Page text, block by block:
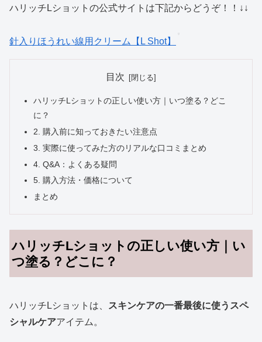
ハリッチLショットの公式サイトは下記からどうぞ！！↓↓
針入りほうれい線用クリーム【L Shot】
目次
ハリッチLショットの正しい使い方｜いつ塗る？どこ
に？
2. 購入前に知っておきたい注意点
3. 実際に使ってみた方のリアルな口コミまとめ
4. Q&A：よくある疑問
5. 購入方法・価格について
まとめ
ハリッチLショットの正しい使い方｜い
つ塗る？どこに？
ハリッチLショットは、
スキンケアの一番最後に使うスペ
シャルケアアイテム。